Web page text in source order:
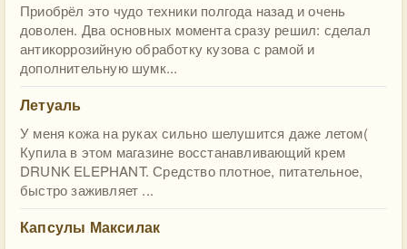
Приобрёл это чудо техники полгода назад и очень
доволен. Два основных момента сразу решил: сделал
антикоррозийную обработку кузова с рамой и
дополнительную шумк...
Летуаль
У меня кожа на руках сильно шелушится даже летом(
Купила в этом магазине восстанавливающий крем
DRUNK ELEPHANT. Средство плотное, питательное,
быстро заживляет ...
Капсулы Максилак